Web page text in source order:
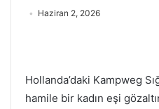
Haziran 2, 2026
Hollanda’daki Kampweg
hamile bir kadın eşi